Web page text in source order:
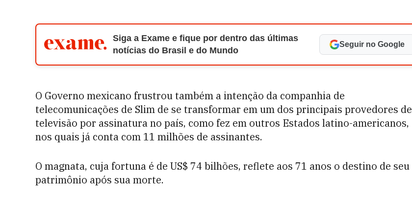
Siga a Exame e fique por dentro das últimas
notícias do Brasil e do Mundo
Seguir no Google
O Governo mexicano frustrou também a intenção da companhia de
telecomunicações de Slim de se transformar em um dos principais provedores de
televisão por assinatura no país, como fez em outros Estados latino-americanos,
nos quais já conta com 11 milhões de assinantes.
O magnata, cuja fortuna é de US$ 74 bilhões, reflete aos 71 anos o destino de seu
patrimônio após sua morte.